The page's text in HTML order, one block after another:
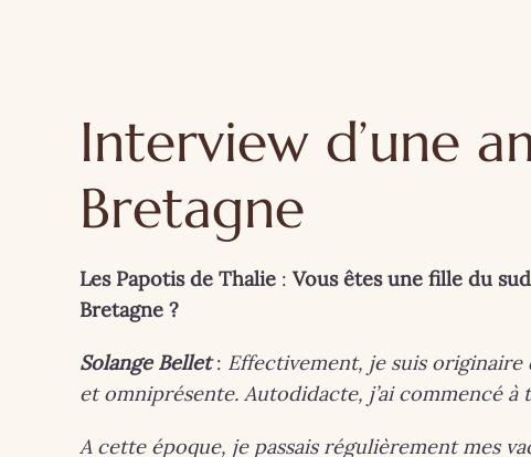
Interview d’une
Bretagne
Les Papotis de Thalie : Vous êtes une fille du
Bretagne ?
Solange Bellet: Effectivement, je suis originaire
et omniprésente. Autodidacte, j’ai commencé
A cette époque, je passais régulièrement mes